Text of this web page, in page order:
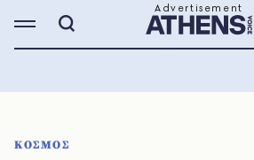
ΚΟΣΜΟΣ